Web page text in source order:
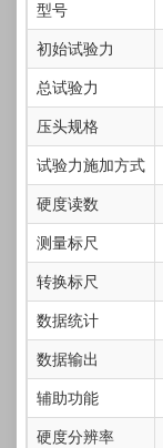
型号
初始试验力
总试验力
压头规格
试验力施加方式
硬度读数
测量标尺
转换标尺
数据统计
数据输出
辅助功能
硬度分辨率